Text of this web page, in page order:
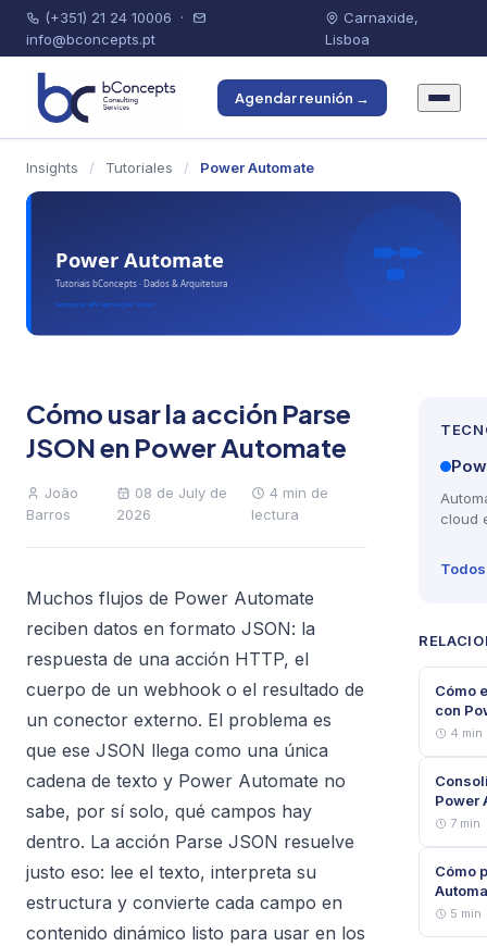
(+351) 21 24 10006 ·
info@bconcepts.pt
Carnaxide,
Lisboa
Agendar reunión →
Insights / Tutoriales / Power Automate
Cómo usar la acción Parse
JSON en Power Automate
João
Barros
08 de July de
2026
4 min de
lectura
Muchos flujos de Power Automate
reciben datos en formato JSON: la
respuesta de una acción HTTP, el
cuerpo de un webhook o el resultado de
un conector externo. El problema es
que ese JSON llega como una única
cadena de texto y Power Automate no
sabe, por sí solo, qué campos hay
dentro. La acción Parse JSON resuelve
justo eso: lee el texto, interpreta su
estructura y convierte cada campo en
contenido dinámico listo para usar en los
cloud
Cómo
con
4 min
Power
7 min
Cómo
5 min